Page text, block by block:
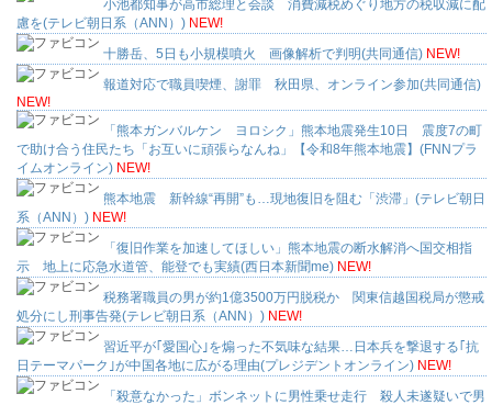
小池都知事が高市総理と会談 消費減税めぐり地方の税収減に配
慮を(テレビ朝日系（ANN）) NEW!
十勝岳、5日も小規模噴火 画像解析で判明(共同通信) NEW!
報道対応で職員喫煙、謝罪 秋田県、オンライン参加(共同通信)
NEW!
「熊本ガンバルケン ヨロシク」熊本地震発生10日 震度7の町
で助け合う住民たち「お互いに頑張らなんね」【令和8年熊本地震】(FNNプラ
イムオンライン) NEW!
熊本地震 新幹線“再開”も…現地復旧を阻む「渋滞」(テレビ朝日
系（ANN）) NEW!
「復旧作業を加速してほしい」熊本地震の断水解消へ国交相指
示 地上に応急水道管、能登でも実績(西日本新聞me) NEW!
税務署職員の男が約1億3500万円脱税か 関東信越国税局が懲戒
処分にし刑事告発(テレビ朝日系（ANN）) NEW!
習近平が｢愛国心｣を煽った不気味な結果…日本兵を撃退する｢抗
日テーマパーク｣が中国各地に広がる理由(プレジデントオンライン) NEW!
「殺意なかった」ボンネットに男性乗せ走行 殺人未遂疑いで男